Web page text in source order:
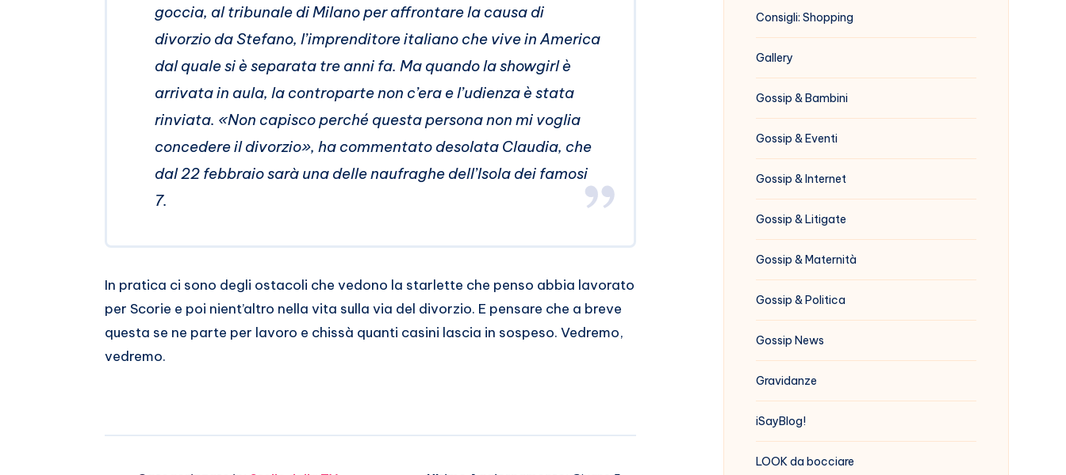
goccia, al tribunale di Milano per affrontare la causa di
divorzio da Stefano, l’imprenditore italiano che vive in America
dal quale si è separata tre anni fa. Ma quando la showgirl è
arrivata in aula, la controparte non c’era e l’udienza è stata
rinviata. «Non capisco perché questa persona non mi voglia
concedere il divorzio», ha commentato desolata Claudia, che
dal 22 febbraio sarà una delle naufraghe dell’Isola dei famosi
7.
In pratica ci sono degli ostacoli che vedono la starlette che penso abbia lavorato
per Scorie e poi nient’altro nella vita sulla via del divorzio. E pensare che a breve
questa se ne parte per lavoro e chissà quanti casini lascia in sospeso. Vedremo,
vedremo.
Consigli: Shopping
Gallery
Gossip & Bambini
Gossip & Eventi
Gossip & Internet
Gossip & Litigate
Gossip & Maternità
Gossip & Politica
Gossip News
Gravidanze
iSayBlog!
LOOK da bocciare